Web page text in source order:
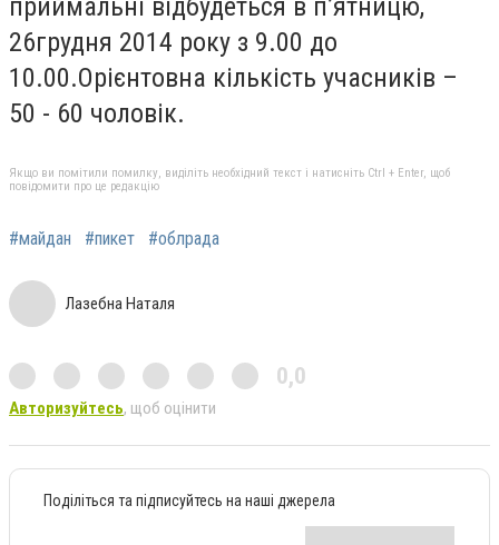
приймальні відбудеться в п’ятницю,
26грудня 2014 року з 9.00 до
10.00.Орієнтовна кількість учасників –
50 - 60 чоловік.
Якщо ви помітили помилку, виділіть необхідний текст і натисніть Ctrl + Enter, щоб
повідомити про це редакцію
#майдан #пикет #облрада
Лазебна Наталя
0,0
Авторизуйтесь, щоб оцінити
Поділіться та підписуйтесь на наші джерела